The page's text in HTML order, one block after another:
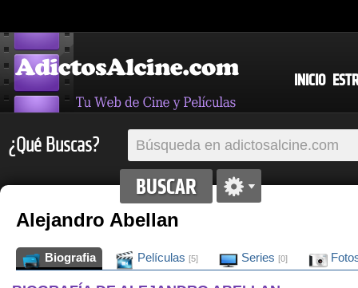
INICIO
¿Qué Buscas?
Alejandro Abellan
Biografia Películas [5] Series [0]